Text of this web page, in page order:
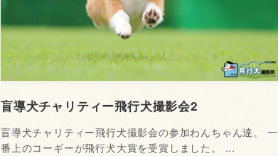
盲導犬チャリティー飛行犬撮影会2
盲導犬チャリティー飛行犬撮影会の参加わんちゃん達。 一
番上のコーギーが飛行犬大賞を受賞しました。 ...